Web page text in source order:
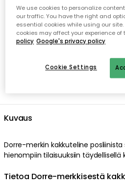
Nopeat ja joustavat
Avoin palautusoikeus 30
Kuvaus
Dorre-merkin kakkuteline
hienompiin tilaisuuksiin täydellisellä
Tietoa Dorre-merkkisestä
We use cookies to personalize
our traffic. You have the right and
essential cookies while using our site.
cookies may affect your experience of
policy Google's privacy policy
Cookie Settings